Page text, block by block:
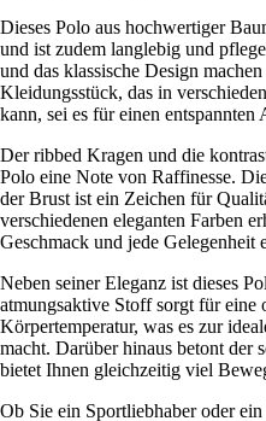
Dieses Polo aus hochwertiger
und ist zudem langlebig und
und das klassische Design
Kleidungsstück, das in
kann, sei es für einen
Der ribbed Kragen und die
Polo eine Note von Raffinesse.
der Brust ist ein Zeichen für
verschiedenen eleganten Farben
Geschmack und jede Gelegenheit
Neben seiner Eleganz ist dieses
atmungsaktive Stoff sorgt für eine
Körpertemperatur, was es zur
macht. Darüber hinaus betont der
bietet Ihnen gleichzeitig viel
Ob Sie ein Sportliebhaber oder